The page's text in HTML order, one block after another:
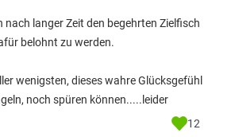
nach langer Zeit den begehrten Zielfisch
belohnt zu werden.
wenigsten, dieses wahre Glücksgefühl
noch spüren können.....leider
12